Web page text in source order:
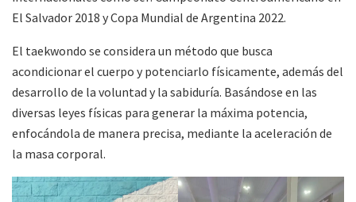
El Salvador 2018 y Copa Mundial de Argentina 2022.
El taekwondo se considera un método que busca
acondicionar el cuerpo y potenciarlo físicamente, además del
desarrollo de la voluntad y la sabiduría. Basándose en las
diversas leyes físicas para generar la máxima potencia,
enfocándola de manera precisa, mediante la aceleración de
la masa corporal.